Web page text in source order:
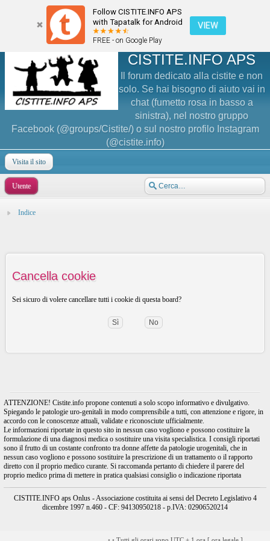
Follow CISTITE.INFO APS
with Tapatalk for Android
FREE - on Google Play
VIEW
CISTITE.INFO APS
Il forum dedicato alla cistite e non
solo. Se hai bisogno di aiuto vai in
chat (fumetto rosa in basso a
sinistra), nel nostro gruppo
Facebook (@groups/Cistite/) o sul nostro profilo Instagram
(@cistite.info)
Visita il sito
Utente
Indice
Cancella cookie
Sei sicuro di volere cancellare tutti i cookie di questa board?
ATTENZIONE! Cistite.info propone contenuti a solo scopo informativo e divulgativo.
Spiegando le patologie uro-genitali in modo comprensibile a tutti, con attenzione e rigore, in
accordo con le conoscenze attuali, validate e riconosciute ufficialmente.
Le informazioni riportate in questo sito in nessun caso vogliono e possono costituire la
formulazione di una diagnosi medica o sostituire una visita specialistica. I consigli riportati
sono il frutto di un costante confronto tra donne affette da patologie urogenitali, che in
nessun caso vogliono e possono sostituire la prescrizione di un trattamento o il rapporto
diretto con il proprio medico curante. Si raccomanda pertanto di chiedere il parere del
proprio medico prima di mettere in pratica qualsiasi consiglio o indicazione riportata
CISTITE.INFO aps Onlus - Associazione costituita ai sensi del Decreto Legislativo 4
dicembre 1997 n.460 - CF: 94130950218 - p.IVA: 02906520214